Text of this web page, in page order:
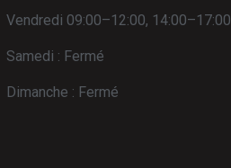
Vendredi 09:00–12:00, 14:00–17:00
Samedi : Fermé
Dimanche : Fermé